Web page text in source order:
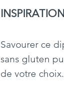
Savourer ce
sans gluten
de votre